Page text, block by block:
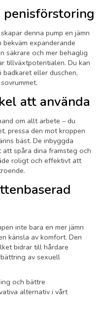
denna pump en jämn
expanderande
säkrare och mer behaglig
tillväxtpotentialen. Du kan
badkaret eller duschen,
att använda
om allt arbete – du
pressa den mot kroppen
bäst. De inbyggda
spåra dina framsteg och
roligt och effektivt att
inte bara en mer jämn
känsla av komfort. Den
bidrar till hårdare
av sexuell
och bättre
alternativ i vårt